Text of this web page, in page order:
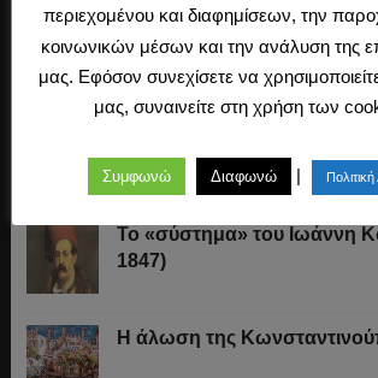
Καβάφης, ο ποιητής της
Το «σύστημα» του Ιωάννη
1847)
Η άλωση της
περιεχομένου και διαφημίσεων, την
κοινωνικών μέσων και την ανάλυση της
μας. Εφόσον συνεχίσετε να
μας, συναινείτε στη χρήση των
Συμφωνώ Διαφωνώ |